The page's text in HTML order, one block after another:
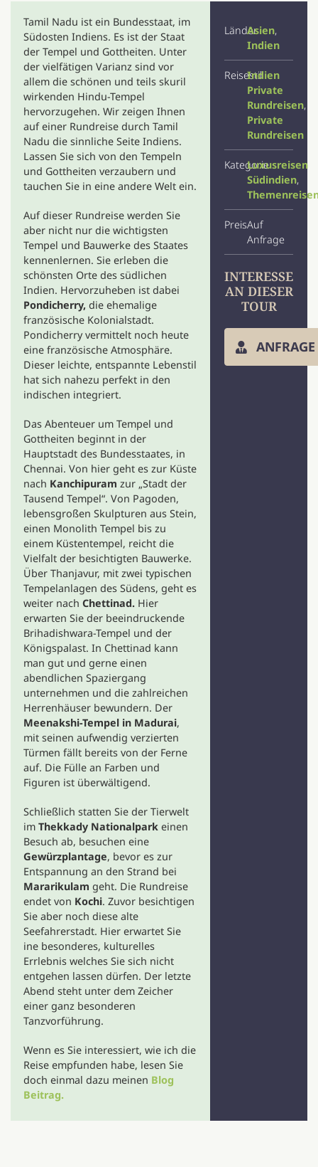
Tamil Nadu ist ein Bundesstaat, im
Südosten Indiens. Es ist der Staat
der Tempel und Gottheiten. Unter
der vielfätigen Varianz sind vor
allem die schönen und teils skuril
wirkenden Hindu-Tempel
hervorzugehen. Wir zeigen Ihnen
auf einer Rundreise durch Tamil
Nadu die sinnliche Seite Indiens.
Lassen Sie sich von den Tempeln
und Gottheiten verzaubern und
tauchen Sie in eine andere Welt ein.
Auf dieser Rundreise werden Sie
aber nicht nur die wichtigsten
Tempel und Bauwerke des Staates
kennenlernen. Sie erleben die
schönsten Orte des südlichen
Indien. Hervorzuheben ist dabei
Pondicherry,die ehemalige
französische Kolonialstadt.
Pondicherry vermittelt noch heute
eine französische Atmosphäre.
Dieser leichte, entspannte Lebenstil
hat sich nahezu perfekt in den
indischen integriert.
Das Abenteuer um Tempel und
Gottheiten beginnt in der
Hauptstadt des Bundesstaates, in
Chennai. Von hier geht es zur Küste
nach Kanchipuram zur „Stadt der
Tausend Tempel“. Von Pagoden,
lebensgroßen Skulpturen aus Stein,
einen Monolith Tempel bis zu
einem Küstentempel, reicht die
Vielfalt der besichtigten Bauwerke.
Über Thanjavur, mit zwei typischen
Tempelanlagen des Südens, geht es
weiter nach Chettinad.Hier
erwarten Sie der beeindruckende
Brihadishwara-Tempel und der
Königspalast. In Chettinad kann
man gut und gerne einen
abendlichen Spaziergang
unternehmen und die zahlreichen
Herrenhäuser bewundern. Der
Meenakshi-Tempel in Madurai,
mit seinen aufwendig verzierten
Türmen fällt bereits von der Ferne
auf. Die Fülle an Farben und
Figuren ist überwältigend.
Schließlich statten Sie der Tierwelt
im Thekkady Nationalparkeinen
Besuch ab, besuchen eine
Gewürzplantage, bevor es zur
Entspannung an den Strand bei
Mararikulam geht. Die Rundreise
endet von Kochi. Zuvor besichtigen
Sie aber noch diese alte
Seefahrerstadt. Hier erwartet Sie
ine besonderes, kulturelles
Errlebnis welches Sie sich nicht
entgehen lassen dürfen. Der letzte
Abend steht unter dem Zeicher
einer ganz besonderen
Tanzvorführung.
Wenn es Sie interessiert, wie ich die
Reise empfunden habe, lesen Sie
doch einmal dazu meinen Blog
Beitrag.
LänderAsien,
Indien
ReisestilIndien
Private
Rundreisen,
Private
Rundreisen
KategorieLuxusreisen,
Südindien,
PreisAuf
Anfrage
INTERESSE
AN DIESER
TOUR
ANFRAGE